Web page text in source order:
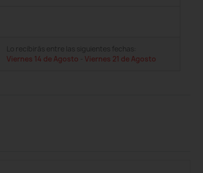
Lo recibirás entre las siguientes fechas:
Viernes 14 de Agosto - Viernes 21 de Agosto